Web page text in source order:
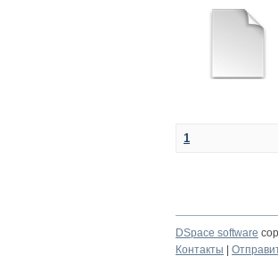
1
DSpace software
Контакты